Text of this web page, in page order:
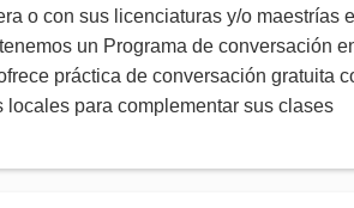
o con sus licenciaturas y/o maestrías
un Programa de conversación
práctica de conversación gratuita
locales para complementar sus clases